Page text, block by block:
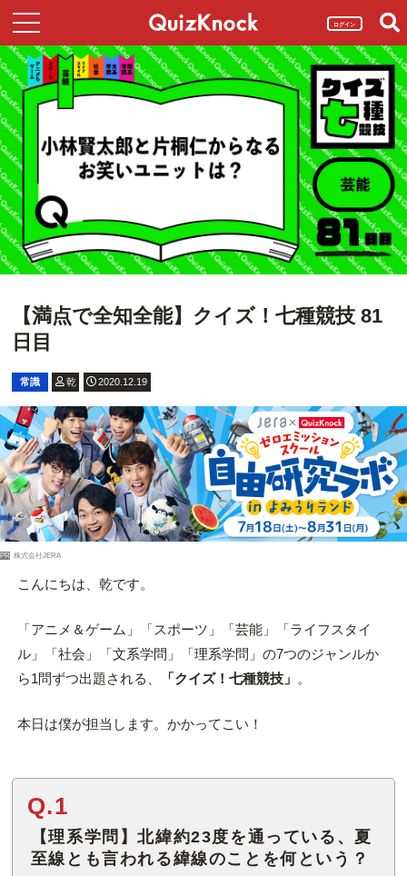
ログイン
【満点で全知全能】クイズ！七種競技 81
日目
常識 乾 2020.12.19
PR 株式会社JERA
こんにちは、乾です。
「アニメ＆ゲーム」「スポーツ」「芸能」「ライフスタイ
ル」「社会」「文系学問」「理系学問」の7つのジャンルか
ら1問ずつ出題される、
「クイズ！七種競技」 。
本日は僕が担当します。かかってこい！
Q.1
【理系学問】北緯約23度を通っている、夏
至線とも言われる緯線のことを何という？